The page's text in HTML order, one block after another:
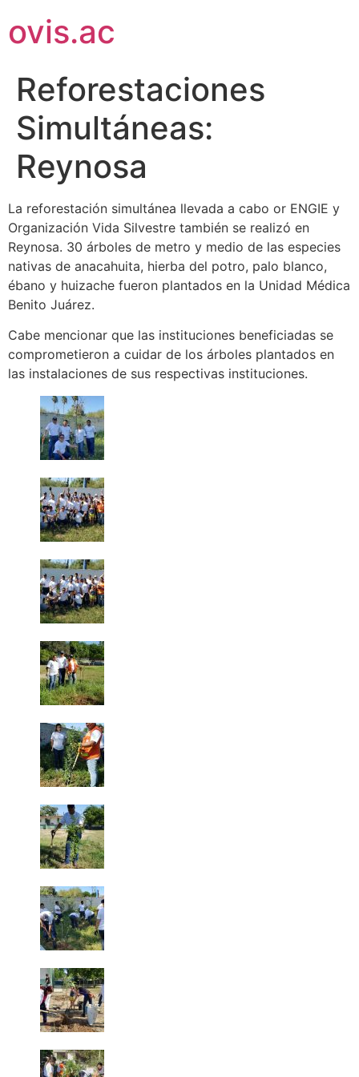
ovis.ac
Reforestaciones
Simultáneas:
Reynosa
La reforestación simultánea llevada a cabo or ENGIE y
Organización Vida Silvestre también se realizó en
Reynosa. 30 árboles de metro y medio de las especies
nativas de anacahuita, hierba del potro, palo blanco,
ébano y huizache fueron plantados en la Unidad Médica
Benito Juárez.
Cabe mencionar que las instituciones beneficiadas se
comprometieron a cuidar de los árboles plantados en
las instalaciones de sus respectivas instituciones.